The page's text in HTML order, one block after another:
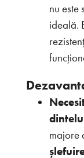
nu este
ideală.
majore